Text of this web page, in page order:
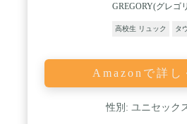
GREGORY(グレゴ
高校生 リュック タ
Amazonで詳し
性別: ユニセック